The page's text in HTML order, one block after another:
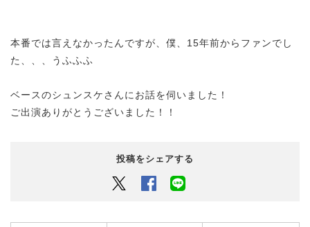
本番では言えなかったんですが、僕、15年前からファンでし
た、、、うふふふ
ベースのシュンスケさんにお話を伺いました！
ご出演ありがとうございました！！
投稿をシェアする
Twitter Facebook